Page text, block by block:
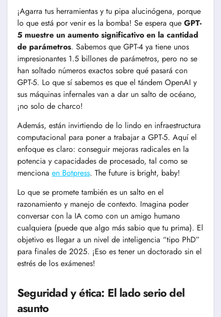
¡Agarra tus herramientas y tu pipa alucinógena, porque
lo que está por venir es la bomba! Se espera que GPT-
5 muestre un aumento significativo en la cantidad
de parámetros. Sabemos que GPT-4 ya tiene unos
impresionantes 1.5 billones de parámetros, pero no se
han soltado números exactos sobre qué pasará con
GPT-5. Lo que sí sabemos es que el tándem OpenAI y
sus máquinas infernales van a dar un salto de océano,
¡no solo de charco!
Además, están invirtiendo de lo lindo en infraestructura
computacional para poner a trabajar a GPT-5. Aquí el
enfoque es claro: conseguir mejoras radicales en la
potencia y capacidades de procesado, tal como se
menciona en Botpress. The future is bright, baby!
Lo que se promete también es un salto en el
razonamiento y manejo de contexto. Imagina poder
conversar con la IA como con un amigo humano
cualquiera (puede que algo más sabio que tu prima). El
objetivo es llegar a un nivel de inteligencia “tipo PhD”
para finales de 2025. ¡Eso es tener un doctorado sin el
estrés de los exámenes!
Seguridad y ética: El lado serio del
asunto